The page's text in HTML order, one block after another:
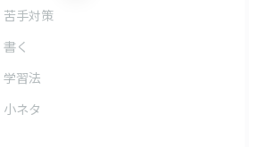
苦手対策
書く
学習法
小ネタ